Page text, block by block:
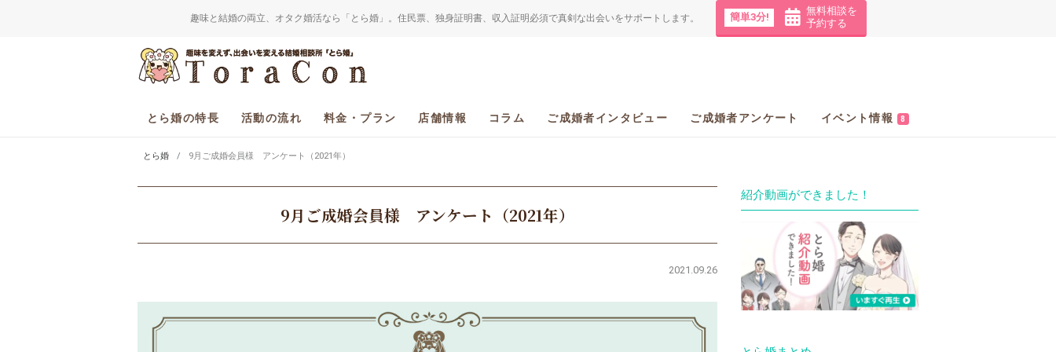
趣味と結婚の両立、オタク婚活なら「とら婚」。住民票、独身証明書、収入証明必須で真剣な出会いをサポートします。 簡単3分!
無料相談を
予約する
とら婚の特長 活動の流れ 料金・プラン 店舗情報 コラム ご成婚者インタビュー ご成婚者アンケート イベント情報 8
とら婚 9月ご成婚会員様 アンケート（2021年）
9月ご成婚会員様 アンケート（2021年）
2021.09.26
紹介動画ができました！